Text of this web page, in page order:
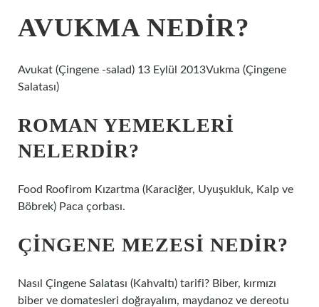
AVUKMA NEDIR?
Avukat (Çingene -salad) 13 Eylül 2013Vukma (Çingene
Salatası)
ROMAN YEMEKLERI
NELERDIR?
Food Roofirom Kızartma (Karaciğer, Uyuşukluk, Kalp ve
Böbrek) Paca çorbası.
ÇINGENE MEZESI NEDIR?
Nasıl Çingene Salatası (Kahvaltı) tarifi? Biber, kırmızı
biber ve domatesleri doğrayalım, maydanoz ve dereotu